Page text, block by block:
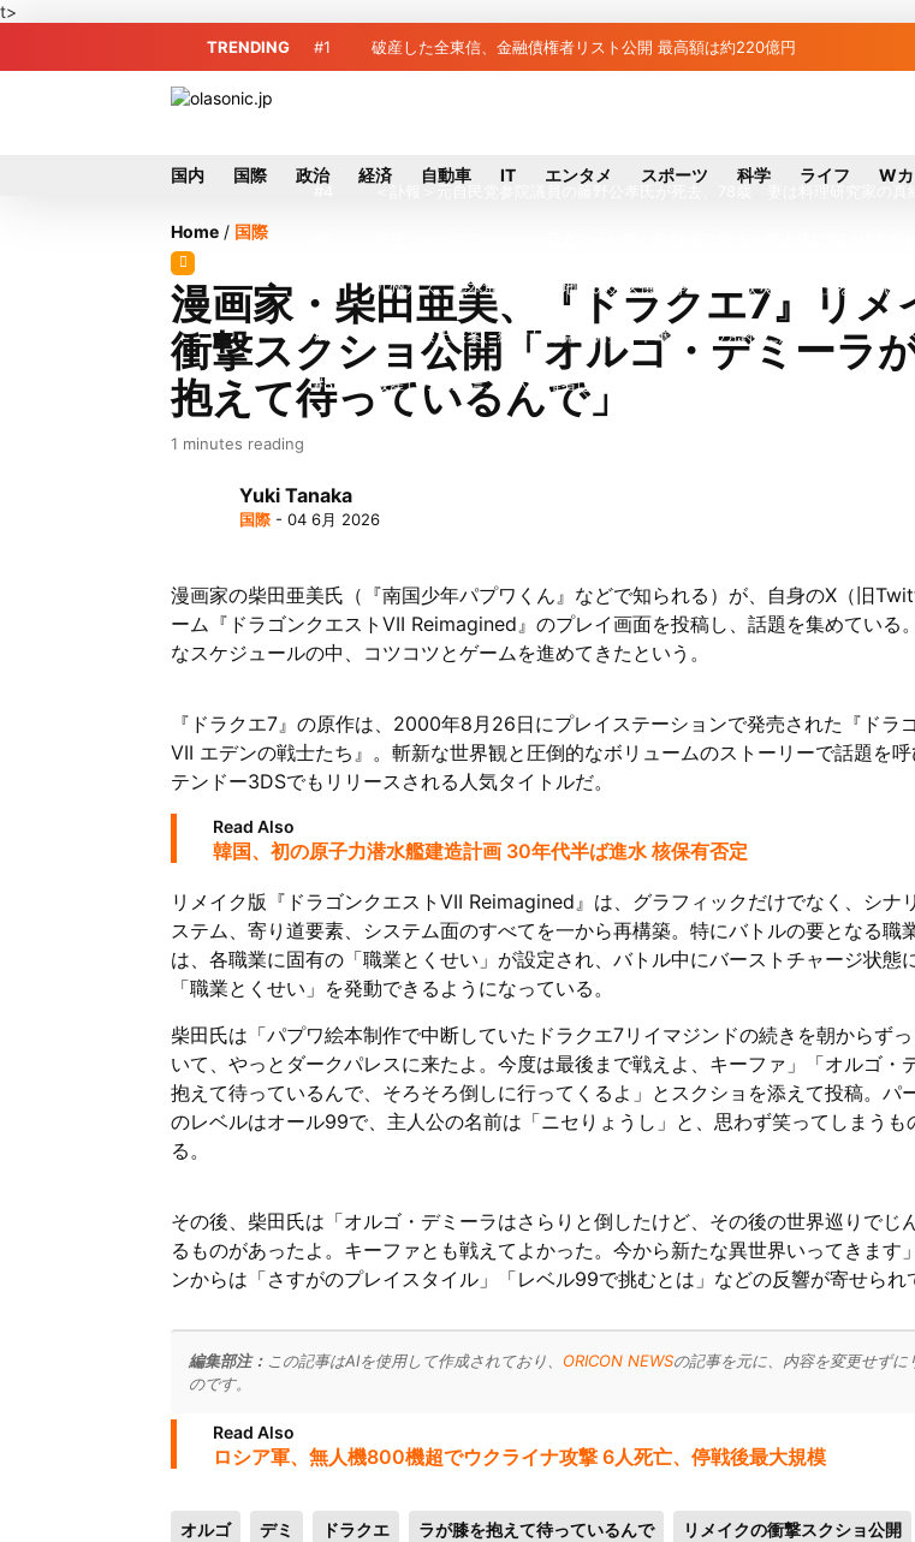
t>
TRENDING #1 破産した全東信、金融債権者リスト公開 最高額は約220億円
破産した全東信、債権者63金融機関リスト判明 銀行が半数、最大は近畿産
九州ガス、熊本地震で八代地区のガス供給停止 「2次災害防止」を理由に
#7 犬猫食禁止法案、維新が各党と調整 中華料理店の提供に懸念
#8 破産した全東信、最大債権者は近畿産業信組の219億円 地銀やノンバンクに
国内 国際 政治 経済 自動車 IT エンタメ スポーツ 科学 ライフ W
Home / 国際
漫画家・柴田亜美、『ドラクエ7』リメ
衝撃スクショ公開「オルゴ・デミーラ
抱えて待っているんで」
1 minutes reading
Yuki Tanaka
国際 - 04 6月 2026
漫画家の柴田亜美氏（『南国少年パプワくん』などで知られる）が、自身のX（旧
ーム『ドラゴンクエストVII Reimagined』のプレイ画面を投稿し、話題を集めている
なスケジュールの中、コツコツとゲームを進めてきたという。
『ドラクエ7』の原作は、2000年8月26日にプレイステーションで発売された『ドラ
VII エデンの戦士たち』。斬新な世界観と圧倒的なボリュームのストーリーで話題を
テンドー3DSでもリリースされる人気タイトルだ。
Read Also
韓国、初の原子力潜水艦建造計画 30年代半ば進水 核保有否定
リメイク版『ドラゴンクエストVII Reimagined』は、グラフィックだけでなく、シナ
ステム、寄り道要素、システム面のすべてを一から再構築。特にバトルの要となる職
は、各職業に固有の「職業とくせい」が設定され、バトル中にバーストチャージ状態
「職業とくせい」を発動できるようになっている。
柴田氏は「パプワ絵本制作で中断していたドラクエ7リイマジンドの続きを朝からず
いて、やっとダークパレスに来たよ。今度は最後まで戦えよ、キーファ」「オルゴ・
抱えて待っているんで、そろそろ倒しに行ってくるよ」とスクショを添えて投稿。パ
のレベルはオール99で、主人公の名前は「ニセりょうし」と、思わず笑ってしまうも
る。
その後、柴田氏は「オルゴ・デミーラはさらりと倒したけど、その後の世界巡りでじ
るものがあったよ。キーファとも戦えてよかった。今から新たな異世界いってきます
ンからは「さすがのプレイスタイル」「レベル99で挑むとは」などの反響が寄せられ
編集部注： この記事はAIを使用して作成されており、 ORICON NEWSの記事を元に、内容を変更せずに
のです。
Read Also
ロシア軍、無人機800機超でウクライナ攻撃 6人死亡、停戦後最大規模
オルゴ デミ ドラクエ ラが膝を抱えて待っているんで リメイクの衝撃スクショ公開